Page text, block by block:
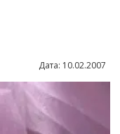
Дата: 10.02.2007